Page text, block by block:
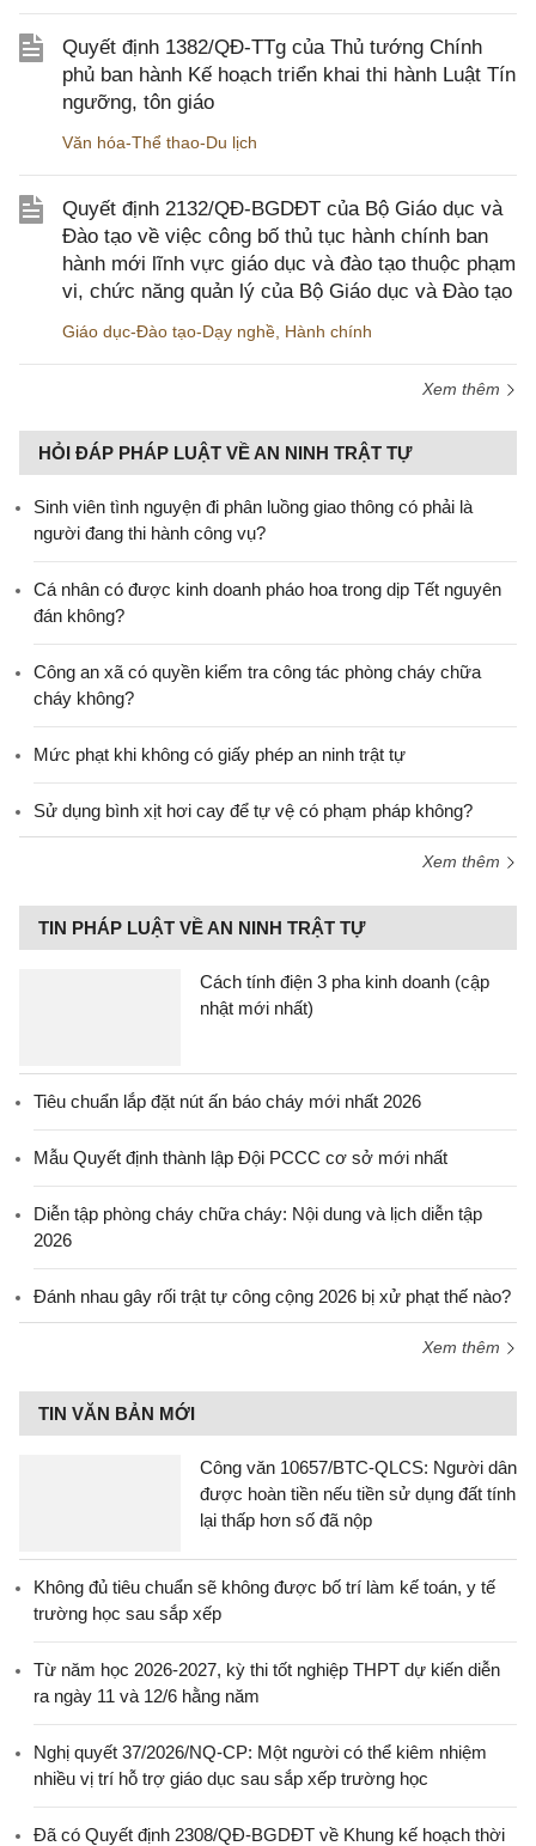
Quyết định 1382/QĐ-TTg của Thủ tướng Chính
phủ ban hành Kế hoạch triển khai thi hành Luật Tín
ngưỡng, tôn giáo
Văn hóa-Thể thao-Du lịch
Quyết định 2132/QĐ-BGDĐT của Bộ Giáo dục và
Đào tạo về việc công bố thủ tục hành chính ban
hành mới lĩnh vực giáo dục và đào tạo thuộc phạm
vi, chức năng quản lý của Bộ Giáo dục và Đào tạo
Giáo dục-Đào tạo-Dạy nghề Hành chính
Xem thêm
HỎI ĐÁP PHÁP LUẬT VỀ AN NINH TRẬT TỰ
Sinh viên tình nguyện đi phân luồng giao thông có phải là
người đang thi hành công vụ?
Cá nhân có được kinh doanh pháo hoa trong dịp Tết nguyên
đán không?
Công an xã có quyền kiểm tra công tác phòng cháy chữa
cháy không?
Mức phạt khi không có giấy phép an ninh trật tự
Sử dụng bình xịt hơi cay để tự vệ có phạm pháp không?
Xem thêm
TIN PHÁP LUẬT VỀ AN NINH TRẬT TỰ
Cách tính điện 3 pha kinh doanh (cập
nhật mới nhất)
Tiêu chuẩn lắp đặt nút ấn báo cháy mới nhất 2026
Mẫu Quyết định thành lập Đội PCCC cơ sở mới nhất
Diễn tập phòng cháy chữa cháy: Nội dung và lịch diễn tập
2026
Đánh nhau gây rối trật tự công cộng 2026 bị xử phạt thế nào?
Xem thêm
TIN VĂN BẢN MỚI
Công văn 10657/BTC-QLCS: Người dân
được hoàn tiền nếu tiền sử dụng đất tính
lại thấp hơn số đã nộp
Không đủ tiêu chuẩn sẽ không được bố trí làm kế toán, y tế
trường học sau sắp xếp
Từ năm học 2026-2027, kỳ thi tốt nghiệp THPT dự kiến diễn
ra ngày 11 và 12/6 hằng năm
Nghị quyết 37/2026/NQ-CP: Một người có thể kiêm nhiệm
nhiều vị trí hỗ trợ giáo dục sau sắp xếp trường học
Đã có Quyết định 2308/QĐ-BGDĐT về Khung kế hoạch thời